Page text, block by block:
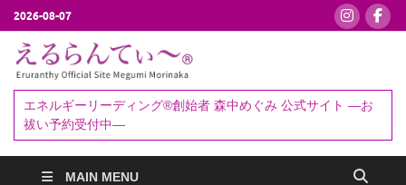
2026-08-07
ぃ～®
予約受付中
エネルギーリーディング®創始者 森中めぐみ 公式サイト ―お
祓い予約受付中―
MAIN MENU